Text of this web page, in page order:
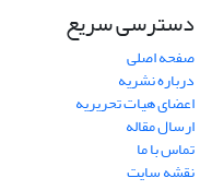
دسترسی سریع
صفحه اصلی
درباره نشریه
اعضای هیات تحریریه
ارسال مقاله
تماس با ما
نقشه سایت